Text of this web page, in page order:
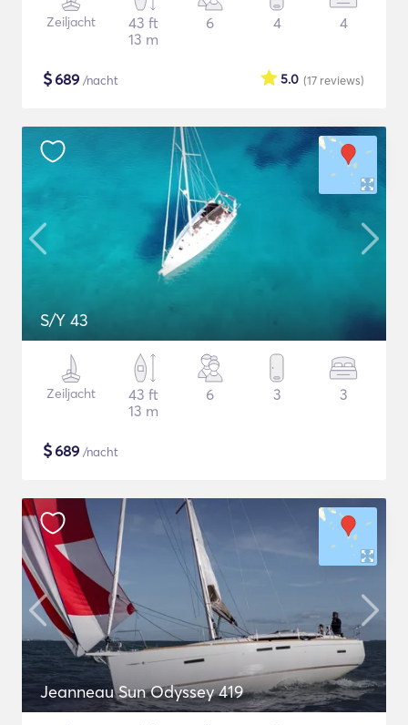
Zeiljacht
43 ft
13 m
6 4 4
$689 /nacht (17 reviews)
5.0
S/Y 43
Zeiljacht
43 ft
13 m
6 3 3
$689 /nacht
Jeanneau Sun Odyssey 419